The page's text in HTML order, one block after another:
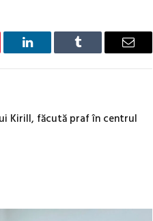
LinkedIn Tumblr Email
Kirill, făcută praf în centrul